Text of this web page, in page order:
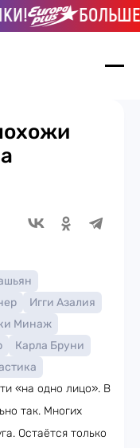
БОЛЬШЕ
Игги Азалия
Минаж
Карла Бруни
«на одно лицо». В
так. Многих
Остаётся только